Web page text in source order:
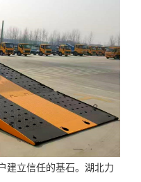
建立信任的基石。湖北力